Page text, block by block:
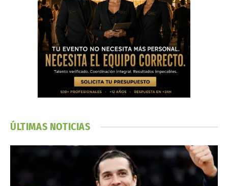
ÚLTIMAS NOTICIAS